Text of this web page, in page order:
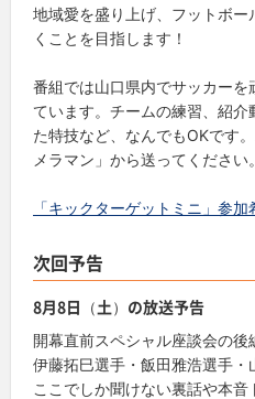
地域愛を盛り上げ、フットボ
くことを目指します！
番組では山口県内でサッカーを
ています。チームの練習、紹
た特技など、なんでもOKです
メラマン」から送ってください。
「キックターゲットミニ」参加
次回予告
8月8日（土）の放送予告
開幕直前スペシャル座談会の後
伊藤拓巳選手・飯田雅浩選手・
ここでしか聞けない裏話や本音